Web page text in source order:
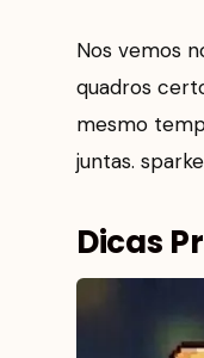
Nos vemos
quadros
mesmo
juntas.
Dicas